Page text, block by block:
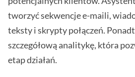
tworzyć sekwencje e-maili,
teksty i skrypty połączeń.
szczegółową analitykę, która
etap działań.